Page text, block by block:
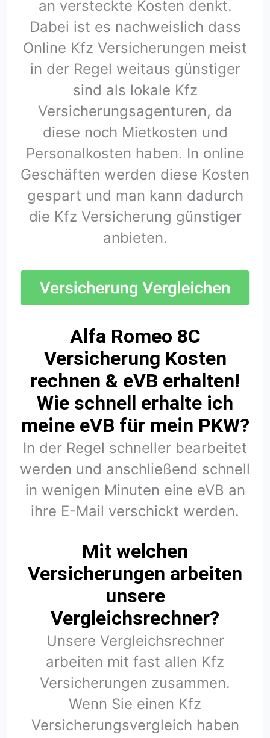
an versteckte Kosten denkt.
Dabei ist es nachweislich dass
Online Kfz Versicherungen meist
in der Regel weitaus günstiger
sind als lokale Kfz
Versicherungsagenturen, da
diese noch Mietkosten und
Personalkosten haben. In online
Geschäften werden diese Kosten
gespart und man kann dadurch
die Kfz Versicherung günstiger
anbieten.
Alfa Romeo 8C
Versicherung Kosten
rechnen & eVB erhalten!
Wie schnell erhalte ich
meine eVB für mein PKW?
In der Regel schneller bearbeitet
werden und anschließend schnell
in wenigen Minuten eine eVB an
ihre E-Mail verschickt werden.
Mit welchen
Versicherungen arbeiten
unsere
Vergleichsrechner?
Unsere Vergleichsrechner
arbeiten mit fast allen Kfz
Versicherungen zusammen.
Wenn Sie einen Kfz
Versicherungsvergleich haben